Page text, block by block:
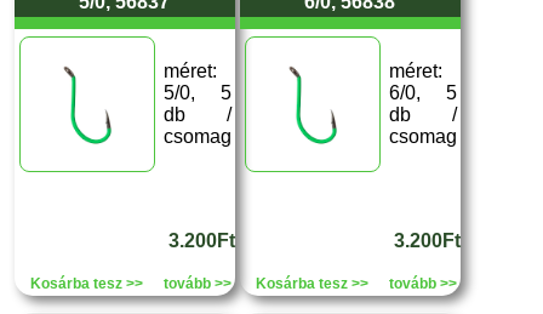
méret:
5/0, 5
db /
csomag
3.200Ft
Kosárba tesz >> tovább >>
méret:
6/0, 5
db /
csomag
3.200Ft
Kosárba tesz >> tovább >>